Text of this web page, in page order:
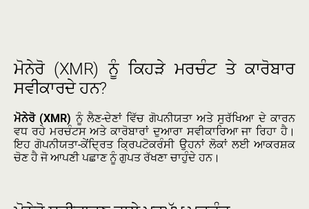
ਮੋਨੇਰੋ (XMR) ਨੂੰ ਕਿਹੜੇ ਮਰਚੰਟ ਤੇ ਕਾਰੋਬਾਰ
ਸਵੀਕਾਰਦੇ ਹਨ?
ਮੋਨੇਰੋ (XMR) ਨੂੰ ਲੈਣ-ਦੇਣਾਂ ਵਿੱਚ ਗੋਪਨੀਯਤਾ ਅਤੇ ਸੁਰੱਖਿਆ ਦੇ ਕਾਰਨ
ਵਧ ਰਹੇ ਮਰਚੰਟਸ ਅਤੇ ਕਾਰੋਬਾਰਾਂ ਦੁਆਰਾ ਸਵੀਕਾਰਿਆ ਜਾ ਰਿਹਾ ਹੈ।
ਇਹ ਗੋਪਨੀਯਤਾ-ਕੇਂਦ੍ਰਿਤ ਕ੍ਰਿਪਟੋਕਰੰਸੀ ਉਹਨਾਂ ਲੋਕਾਂ ਲਈ ਆਕਰਸ਼ਕ
ਚੋਣ ਹੈ ਜੋ ਆਪਣੀ ਪਛਾਣ ਨੂੰ ਗੁਪਤ ਰੱਖਣਾ ਚਾਹੁੰਦੇ ਹਨ।